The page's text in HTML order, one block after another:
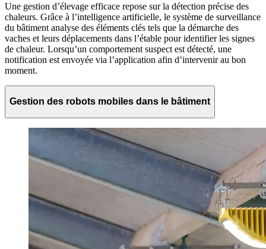
Une gestion d’élevage efficace repose sur la détection précise des
chaleurs. Grâce à l’intelligence artificielle, le système de surveillance
du bâtiment analyse des éléments clés tels que la démarche des
vaches et leurs déplacements dans l’étable pour identifier les signes
de chaleur. Lorsqu’un comportement suspect est détecté, une
notification est envoyée via l’application afin d’intervenir au bon
moment.
Gestion des robots mobiles dans le bâtiment